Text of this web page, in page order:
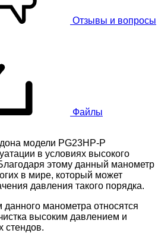
Отзывы и вопросы
Файлы
модели PG23HP-P
в условиях высокого
этому данный манометр
в мире, который может
давления такого порядка.
манометра относятся
высоким давлением и
стендов.